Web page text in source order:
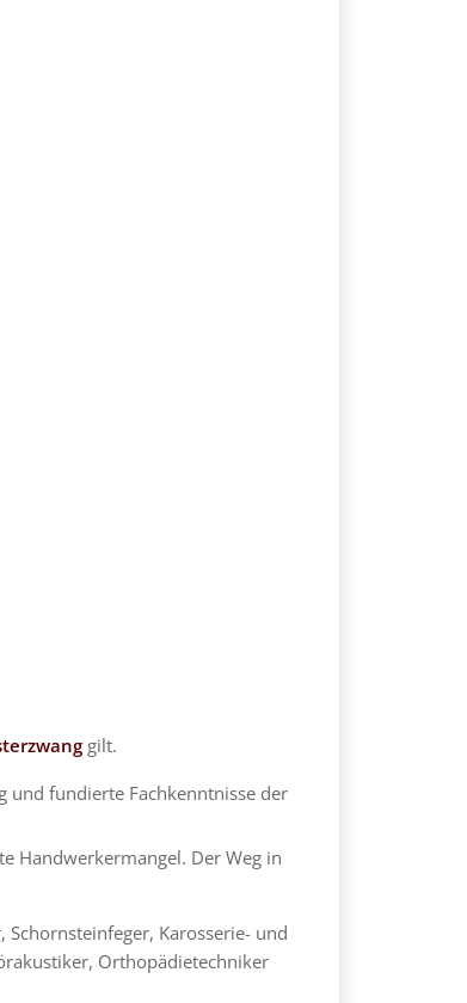
gilt.
und fundierte Fachkenntnisse der
Handwerkermangel. Der Weg in
Karosserie- und
Orthopädietechniker